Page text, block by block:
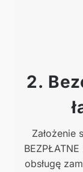
2.
Założenie
obsługę